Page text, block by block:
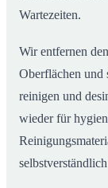
Wartezeiten.
Wir entfernen
Oberflächen und
reinigen und
wieder für